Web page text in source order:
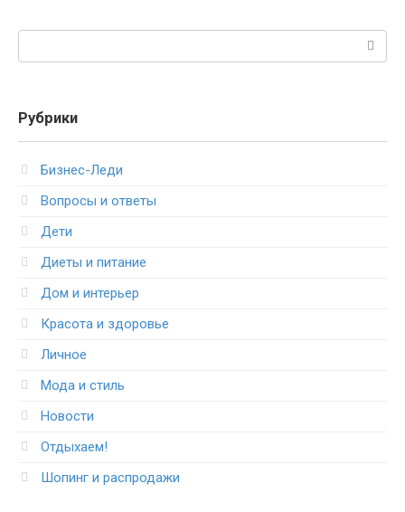
Рубрики
Бизнес-Леди
Вопросы и ответы
Дети
Диеты и питание
Дом и интерьер
Красота и здоровье
Личное
Мода и стиль
Новости
Отдыхаем!
Шопинг и распродажи